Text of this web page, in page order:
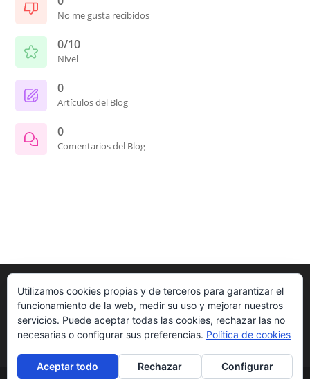
No me gusta recibidos
0/10
Nivel
0
Artículos del Blog
0
Comentarios del Blog
Utilizamos cookies propias y de terceros para garantizar el
funcionamiento de la web, medir su uso y mejorar nuestros
servicios. Puede aceptar todas las cookies, rechazar las no
necesarias o configurar sus preferencias. Política de cookies
Aceptar todo Rechazar Configurar